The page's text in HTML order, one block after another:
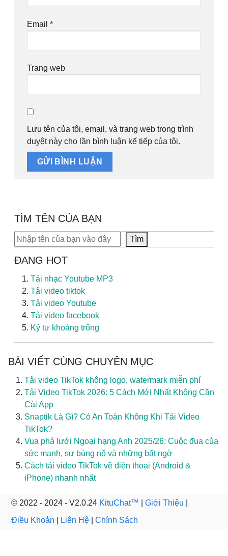
Email *
Trang web
Lưu tên của tôi, email, và trang web trong trình
duyệt này cho lần bình luận kế tiếp của tôi.
TÌM TÊN CỦA BẠN
Tìm kiếm Tìm
ĐANG HOT
Tải nhạc Youtube MP3
Tải video tiktok
Tải video Youtube
Tải video facebook
Ký tự khoảng trống
BÀI VIẾT CÙNG CHUYÊN MỤC
Tải video TikTok không logo, watermark miễn phí
Tải Video TikTok 2026: 5 Cách Mới Nhất Không Cần
Cài App
Snaptik Là Gì? Có An Toàn Không Khi Tải Video
TikTok?
Vua phá lưới Ngoại hạng Anh 2025/26: Cuộc đua của
sức mạnh, sự bùng nổ và những bất ngờ
Cách tải video TikTok về điện thoại (Android &
iPhone) nhanh nhất
© 2022 - 2024 - V2.0.24 KituChat™ Giới Thiệu
Điều Khoản
Liên Hệ Chính Sách